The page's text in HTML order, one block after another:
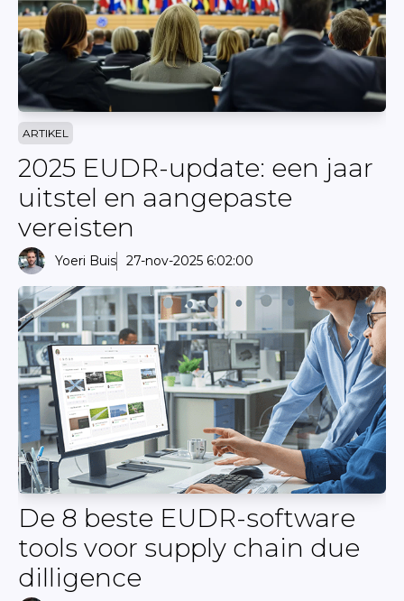
ARTIKEL
2025 EUDR-update: een jaar
uitstel en aangepaste
vereisten
Yoeri Buis 27-nov-2025 6:02:00
De 8 beste EUDR-software
tools voor supply chain due
dilligence